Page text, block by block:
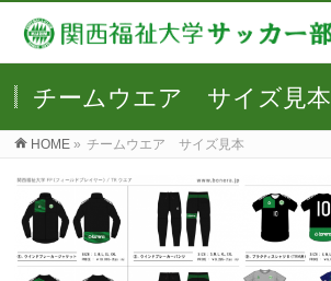
チームウエア サイズ見本
HOME » チームウエア サイズ見本